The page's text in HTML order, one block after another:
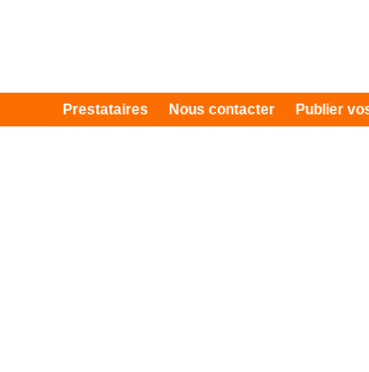
Prestataires Nous contacter Publier